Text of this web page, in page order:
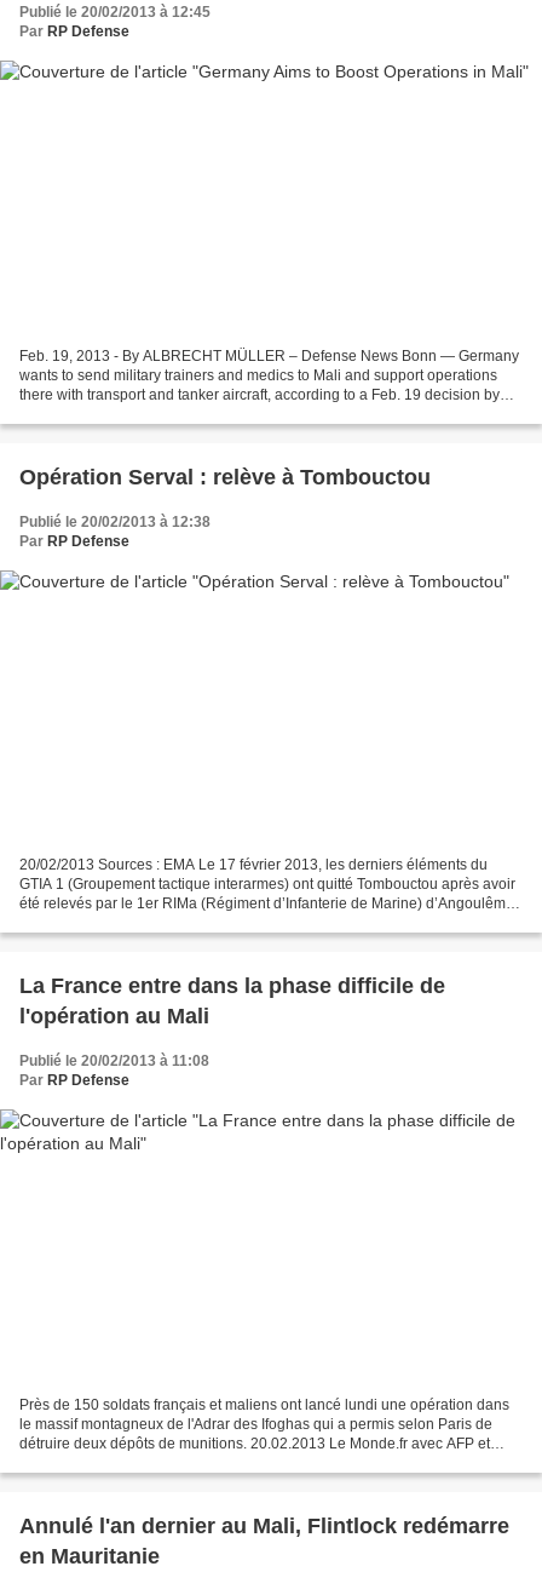
Publié le 20/02/2013 à 12:45
Par RP Defense
Feb. 19, 2013 - By ALBRECHT MÜLLER – Defense News Bonn — Germany
wants to send military trainers and medics to Mali and support operations
there with transport and tanker aircraft, according to a Feb. 19 decision by
Opération Serval : relève à Tombouctou
Publié le 20/02/2013 à 12:38
Par RP Defense
20/02/2013 Sources : EMA Le 17 février 2013, les derniers éléments du
GTIA 1 (Groupement tactique interarmes) ont quitté Tombouctou après avoir
été relevés par le 1er RIMa (Régiment d’Infanterie de Marine) d’Angoulême.
La France entre dans la phase difficile de
l'opération au Mali
Publié le 20/02/2013 à 11:08
Par RP Defense
Près de 150 soldats français et maliens ont lancé lundi une opération dans
le massif montagneux de l'Adrar des Ifoghas qui a permis selon Paris de
détruire deux dépôts de munitions. 20.02.2013 Le Monde.fr avec AFP et
Annulé l'an dernier au Mali, Flintlock redémarre
en Mauritanie